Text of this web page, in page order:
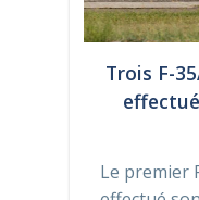
Trois F-
Le premier